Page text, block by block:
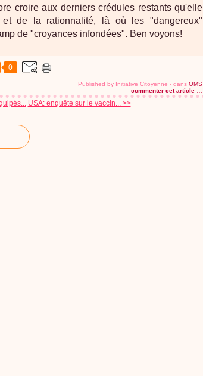
croire aux derniers crédules restants qu'elle
de la rationnalité, là où les "dangereux"
de "croyances infondées". Ben voyons!
0
Published by Initiative Citoyenne - dans OMS
commenter cet article
USA: enquête sur le vaccin... >>